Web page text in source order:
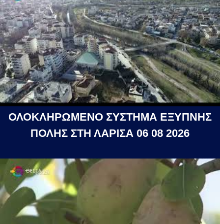
ΟΛΟΚΛΗΡΩΜΕΝΟ ΣΥΣΤΗΜΑ ΕΞΥΠΝΗΣ
ΠΟΛΗΣ ΣΤΗ ΛΑΡΙΣΑ 06 08 2026